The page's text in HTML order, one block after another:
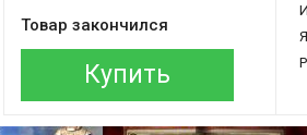
Товар закончился
Купить